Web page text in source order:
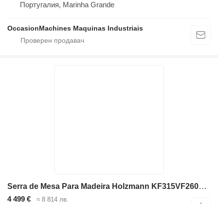
Португалия, Marinha Grande
OccasionMachines Maquinas Industriais
Serra de Mesa Para Madeira Holzmann KF315VF2600_400V
4 499 € ≈ 8 814 лв.